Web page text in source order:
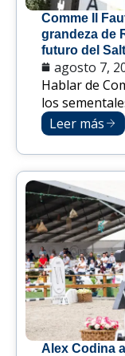
Comme Il
grandeza de
futuro del
agosto 7,
Hablar de
los
Leer más
Alex Codina